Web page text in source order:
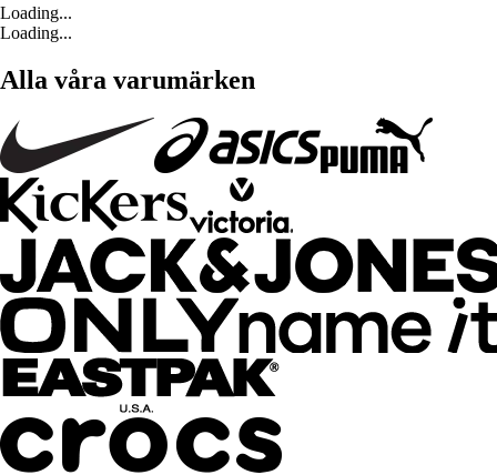
Loading...
Loading...
Alla våra varumärken